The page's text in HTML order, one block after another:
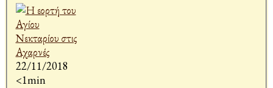
22/11/2018
<1min